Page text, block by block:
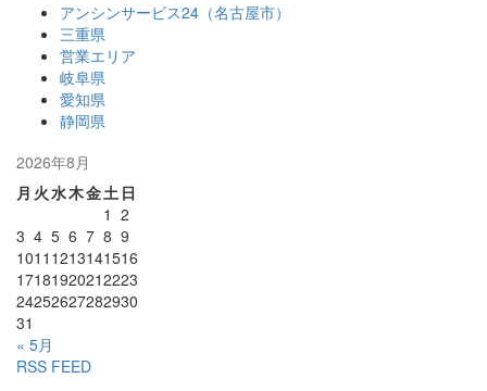
アンシンサービス24（名古屋市）
三重県
営業エリア
岐阜県
愛知県
静岡県
2026年8月
月 火水木金土 日
1 2
3 4 5 6 7 8 9
1011 1213141516
17181920212223
24252627282930
31
« 5月
RSS FEED